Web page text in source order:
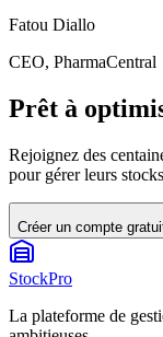
Fatou Diallo
CEO, PharmaCentral
Prêt à
Rejoignez des
pour gérer leurs
Créer un compte
StockPro
La plateforme de